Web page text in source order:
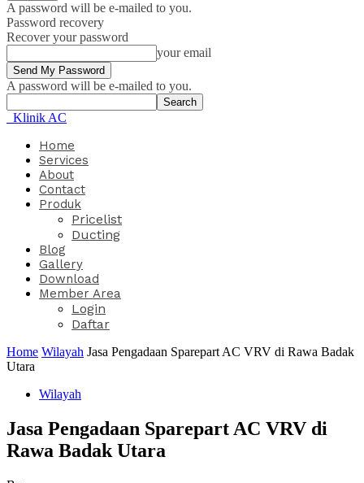
A password will be e-mailed to you.
Password recovery
Recover your password
your email
A password will be e-mailed to you.
Klinik AC
Home
Services
About
Contact
Produk
Pricelist
Ducting
Blog
Gallery
Download
Member Area
Login
Daftar
Home Wilayah Jasa Pengadaan Sparepart AC VRV di Rawa Badak
Utara
Wilayah
Jasa Pengadaan Sparepart AC VRV di
Rawa Badak Utara